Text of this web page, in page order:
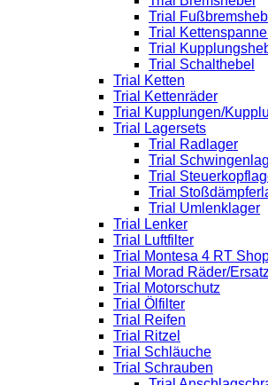
Trial
Trial
Trial
Trial Schalthebel
Trial Ketten
Trial Kettenräder
Trial Kupplungen/
Trial Lagersets
Trial Radlager
Trial
Trial
Trial
Trial Umlenklager
Trial Lenker
Trial Luftfilter
Trial Montesa 4 RT
Trial Morad Räder/
Trial Motorschutz
Trial Ölfilter
Trial Reifen
Trial Ritzel
Trial Schläuche
Trial Schrauben